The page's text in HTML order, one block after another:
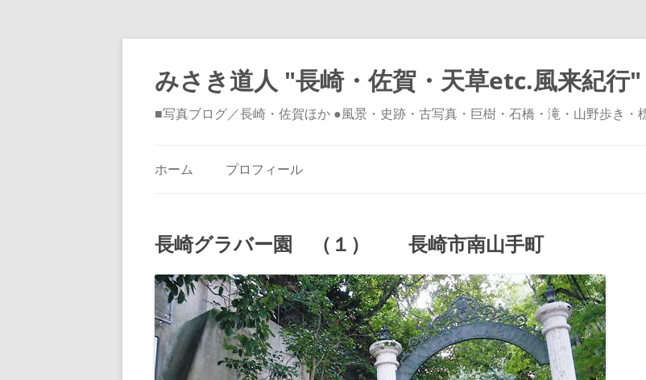
みさき道人 "長崎・佐賀・天草etc.風来紀行"
■写真ブログ／長崎・佐賀ほか ●風景・史跡・古写真・巨樹・石橋・滝・山野歩き・
ッ
ホーム プロフィール
長崎グラバー園 （１） 長崎市南山手町